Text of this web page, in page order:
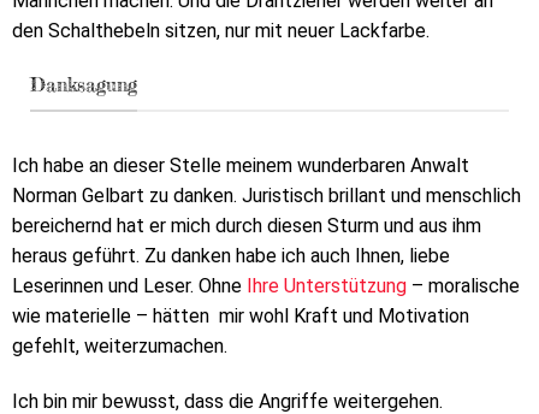
den Schalthebeln sitzen, nur mit neuer Lackfarbe.
Danksagung
Ich habe an dieser Stelle meinem wunderbaren Anwalt
Norman Gelbart zu danken. Juristisch brillant und menschlich
bereichernd hat er mich durch diesen Sturm und aus ihm
heraus geführt. Zu danken habe ich auch Ihnen, liebe
Leserinnen und Leser. Ohne Ihre Unterstützung – moralische
wie materielle – hätten mir wohl Kraft und Motivation
gefehlt, weiterzumachen.
Ich bin mir bewusst, dass die Angriffe weitergehen.